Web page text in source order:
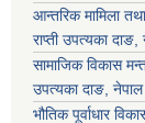
आन्तरिक मामिला
राप्ती उपत्यका दाङ
सामाजिक विकास
उपत्यका दाङ , नेपाल
भौतिक पूर्वाधार